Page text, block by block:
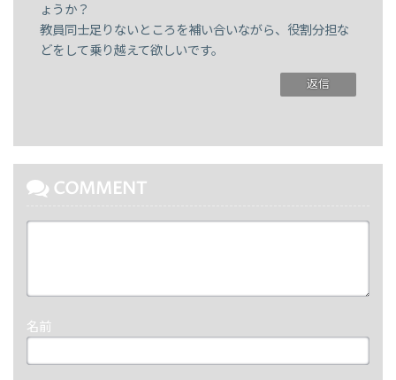
ょうか？
教員同士足りないところを補い合いながら、役割分担な
どをして乗り越えて欲しいです。
返信
COMMENT
名前